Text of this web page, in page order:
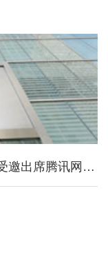
ATA公司董事长兼CEO马肖风先生受邀出席腾讯网巅峰对话